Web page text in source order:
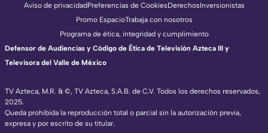
TV Azteca, M.R. & ©, TV Azteca, S.A.B. de C.V. Todos los derechos reservados,
2025.
Queda prohibida la reproducción total o parcial sin la autorización previa,
expresa y por escrito de su titular.
Aviso de privacidadPreferencias de CookiesDerechosInversionistas
Promo EspacioTrabaja con nosotros
Programa de ética, integridad y cumplimiento
Defensor de Audiencias y Código de Ética de Televisión Azteca III y
Televisora del Valle de México